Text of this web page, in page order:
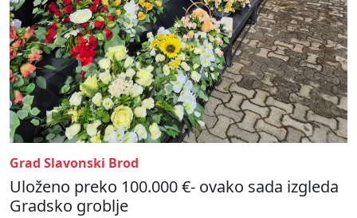
Grad Slavonski Brod
Uloženo preko 100.000 €- ovako sada izgleda
Gradsko groblje